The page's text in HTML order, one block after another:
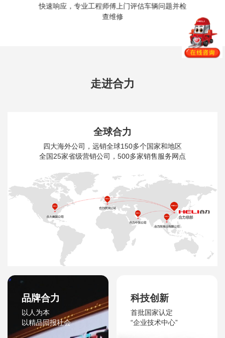
快速响应，专业工程师傅上门评估车辆问题并检
查维修
走进合力
全球合力
四大海外公司，远销全球150多个国家和地区
全国25家省级营销公司，500多家销售服务网点
品牌合力
以人为本
以精品回报社会
科技创新
首批国家认定
“企业技术中心”